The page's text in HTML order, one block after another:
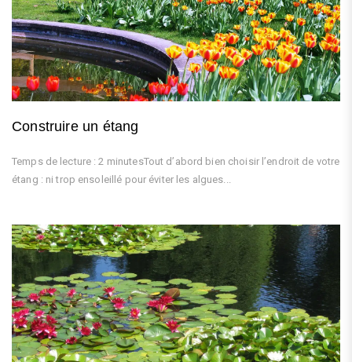
Construire un étang
Temps de lecture : 2 minutesTout d’abord bien choisir l’endroit de votre
étang : ni trop ensoleillé pour éviter les algues...